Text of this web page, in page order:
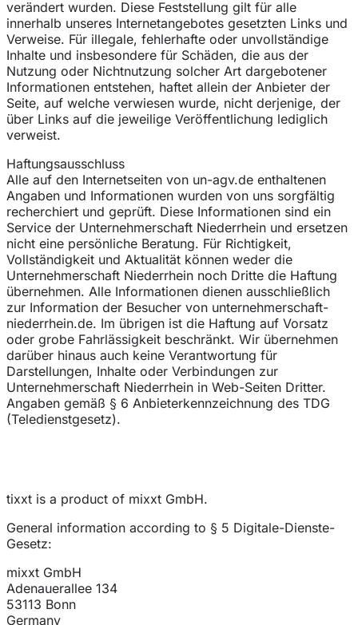
verändert wurden. Diese Feststellung gilt für alle
innerhalb unseres Internetangebotes gesetzten Links und
Verweise. Für illegale, fehlerhafte oder unvollständige
Inhalte und insbesondere für Schäden, die aus der
Nutzung oder Nichtnutzung solcher Art dargebotener
Informationen entstehen, haftet allein der Anbieter der
Seite, auf welche verwiesen wurde, nicht derjenige, der
über Links auf die jeweilige Veröffentlichung lediglich
verweist.
Haftungsausschluss
Alle auf den Internetseiten von un-agv.de enthaltenen
Angaben und Informationen wurden von uns sorgfältig
recherchiert und geprüft. Diese Informationen sind ein
Service der Unternehmerschaft Niederrhein und ersetzen
nicht eine persönliche Beratung. Für Richtigkeit,
Vollständigkeit und Aktualität können weder die
Unternehmerschaft Niederrhein noch Dritte die Haftung
übernehmen. Alle Informationen dienen ausschließlich
zur Information der Besucher von unternehmerschaft-
niederrhein.de. Im übrigen ist die Haftung auf Vorsatz
oder grobe Fahrlässigkeit beschränkt. Wir übernehmen
darüber hinaus auch keine Verantwortung für
Darstellungen, Inhalte oder Verbindungen zur
Unternehmerschaft Niederrhein in Web-Seiten Dritter.
Angaben gemäß § 6 Anbieterkennzeichnung des TDG
(Teledienstgesetz).
tixxt is a product of mixxt GmbH.
General information according to § 5 Digitale-Dienste-
Gesetz:
mixxt GmbH
Adenauerallee 134
53113 Bonn
Germany